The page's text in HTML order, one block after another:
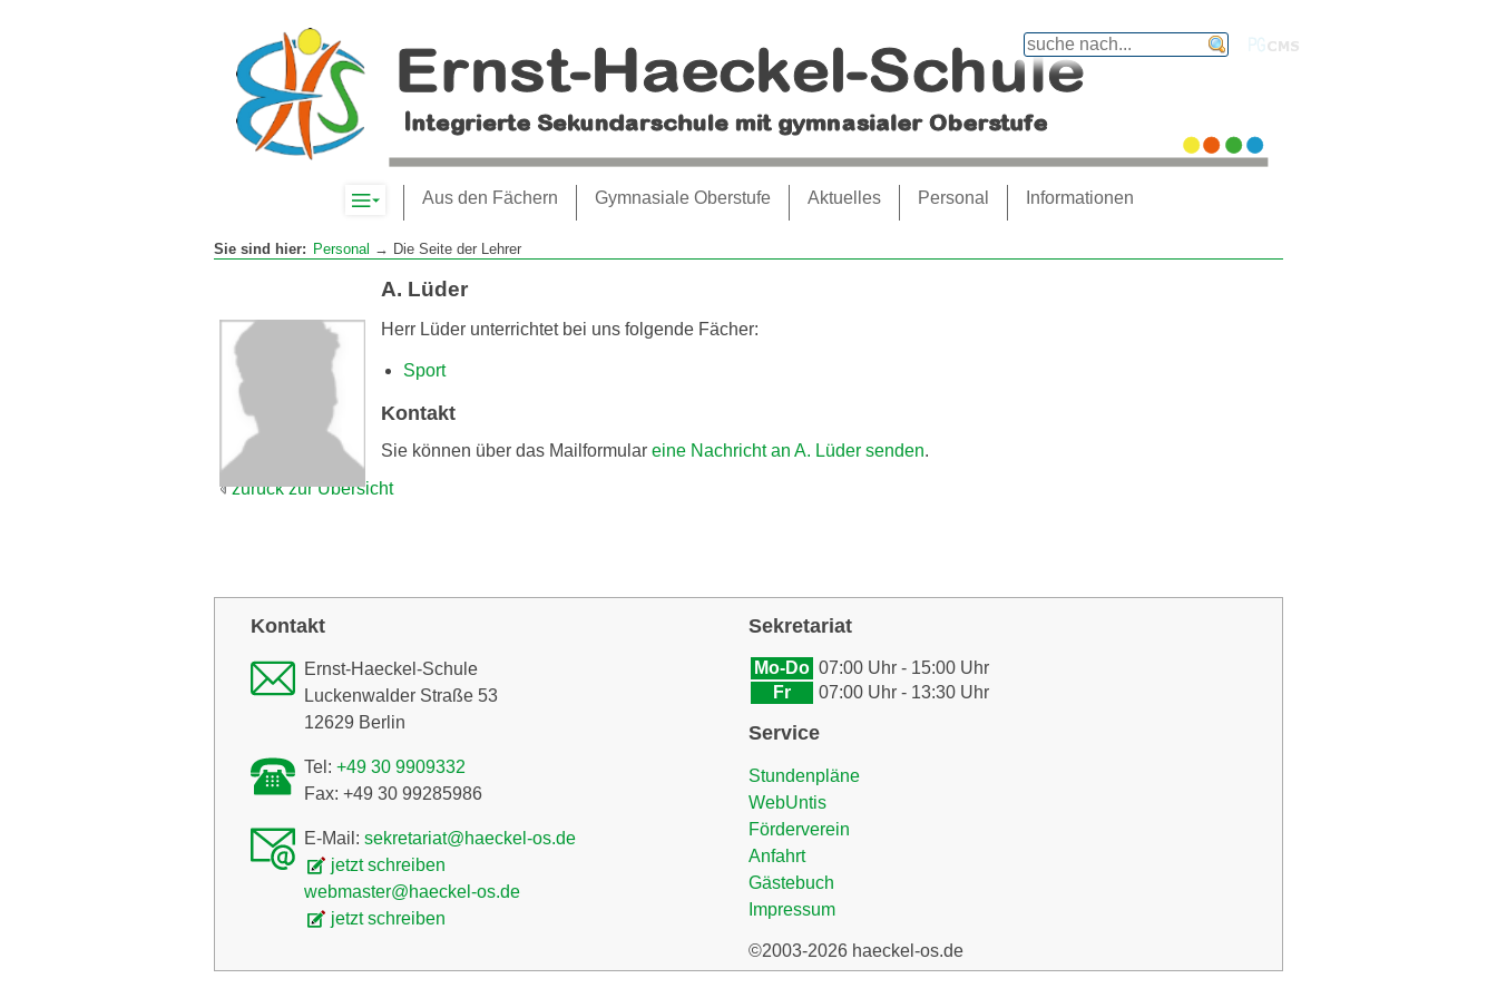
Sie sind hier: Personal → Die Seite der Lehrer
A. Lüder
Herr Lüder unterrichtet bei uns folgende Fächer:
Sport
Kontakt
Sie können über das Mailformular eine Nachricht an A. Lüder senden.
zurück zur Übersicht
Komplett-Aus den Fächern Gymnasiale Oberstufe Aktuelles Personal Informationen
finden
Kontakt
Ernst-Haeckel-Schule
Luckenwalder Straße 53
12629 Berlin
Tel: +49 30 9909332
Fax: +49 30 99285986
E-Mail: sekretariat@haeckel-os.de
jetzt schreiben
webmaster@haeckel-os.de
jetzt schreiben
Sekretariat
Mo-Do 07:00 Uhr - 15:00 Uhr
Fr
07:00 Uhr - 13:30 Uhr
Service
Stundenpläne
WebUntis
Förderverein
Anfahrt
Gästebuch
Impressum
©2003-2026 haeckel-os.de